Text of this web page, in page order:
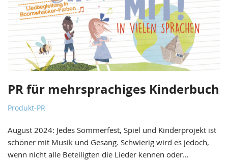
PR für mehrsprachiges Kinderbuch
Produkt-PR
August 2024: Jedes Sommerfest, Spiel und Kinderprojekt ist
schöner mit Musik und Gesang. Schwierig wird es jedoch,
wenn nicht alle Beteiligten die Lieder kennen oder…